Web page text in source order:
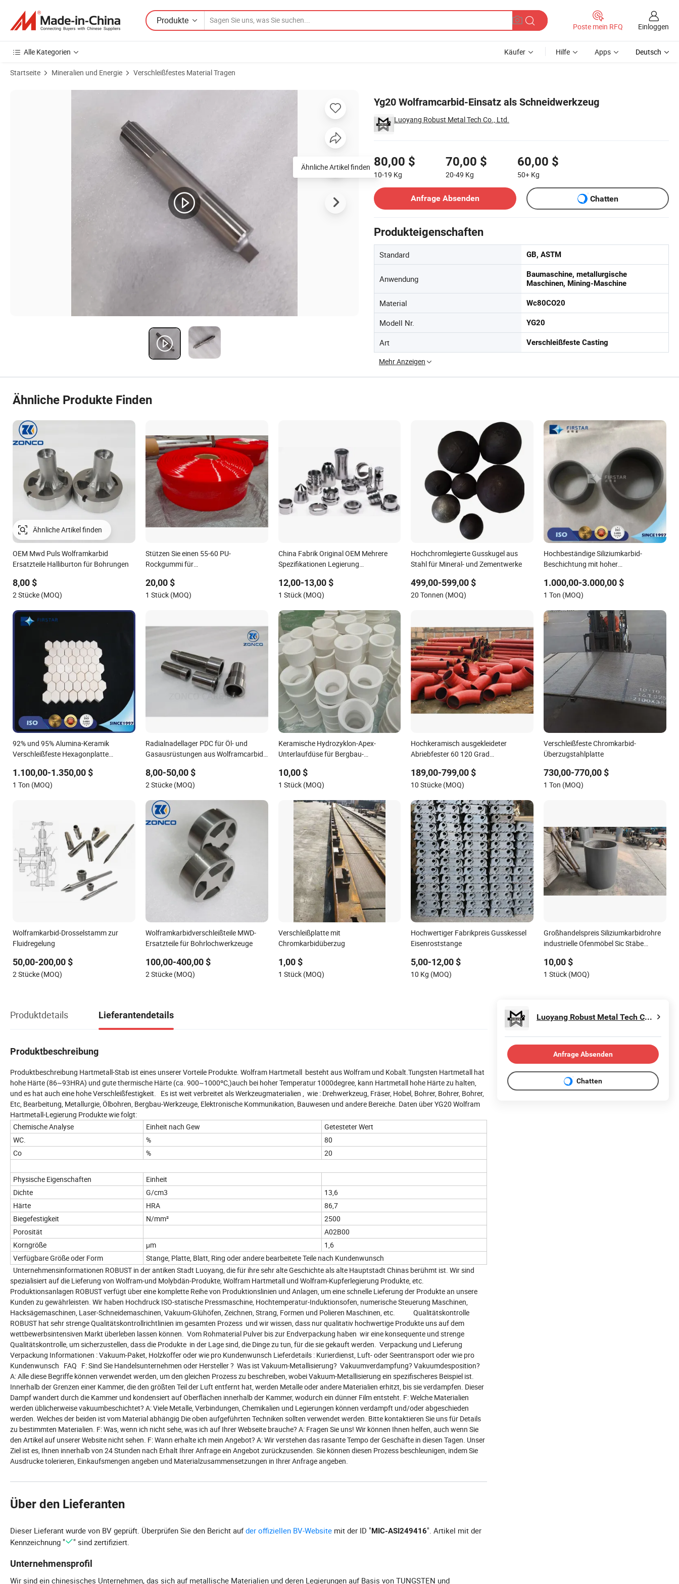
Produkte
Poste mein RFQ Einloggen
Alle Kategorien Käufer Hilfe Apps Deutsch
Startseite Mineralien und Energie Verschleißfestes Material Tragen
Yg20 Wolframcarbid-Einsatz als Schneidwerkzeug
Luoyang Robust Metal Tech Co., Ltd.
80,00 $
10-19 Kg
70,00 $
20-49 Kg
60,00 $
50+ Kg
Anfrage Absenden
Chatten
Produkteigenschaften
Standard GB, ASTM
Anwendung
Baumaschine, metallurgische
Maschinen, Mining-Maschine
Material Wc80CO20
Modell Nr. YG20
Art Verschleißfeste Casting
Mehr Anzeigen
Produktbilder von Yg20 Wolframcarbid-Einsatz als Schneidwerkzeug
Ähnliche Artikel finden
Ähnliche Produkte Finden
OEM Mwd Puls Wolframkarbid
Ersatzteile Halliburton für Bohrungen
8,00 $
2 Stücke (MOQ)
Stützen Sie einen 55-60 PU-
Rockgummi für
20,00 $
1 Stück (MOQ)
China Fabrik Original OEM Mehrere
Spezifikationen Legierung
für Öl- und Gasindustrie
12,00-13,00 $
1 Stück (MOQ)
Hochchromlegierte Gusskugel aus
Stahl für Mineral- und Zementwerke
499,00-599,00 $
20 Tonnen (MOQ)
Hochbeständige Siliziumkarbid-
Beschichtung mit hoher
Lebensdauer der Ausrüstung
1.000,00-3.000,00 $
1 Ton (MOQ)
92% und 95% Alumina-Keramik
Verschleißfeste Hexagonplatte
1.100,00-1.350,00 $
1 Ton (MOQ)
Radialnadellager PDC für Öl- und
Gasausrüstungen aus Wolframcarbid
8,00-50,00 $
2 Stücke (MOQ)
Keramische Hydrozyklon-Apex-
Unterlaufdüse für Bergbau-
10,00 $
1 Stück (MOQ)
Hochkeramisch ausgekleideter
Abriebfester 60 120 Grad
189,00-799,00 $
10 Stücke (MOQ)
Verschleißfeste Chromkarbid-
Überzugstahlplatte
730,00-770,00 $
1 Ton (MOQ)
Wolframkarbid-Drosselstamm zur
Fluidregelung
50,00-200,00 $
2 Stücke (MOQ)
Wolframkarbidverschleißteile MWD-
Ersatzteile für Bohrlochwerkzeuge
100,00-400,00 $
2 Stücke (MOQ)
Verschleißplatte mit
Chromkarbidüberzug
1,00 $
1 Stück (MOQ)
Hochwertiger Fabrikpreis Gusskessel
Eisenroststange
5,00-12,00 $
10 Kg (MOQ)
Großhandelspreis Siliziumkarbidrohre
industrielle Ofenmöbel Sic Stäbe
10,00 $
1 Stück (MOQ)
Produktdetails Lieferantendetails
Produktbeschreibung
Produktbeschreibung Hartmetall-Stab ist eines unserer Vorteile Produkte. Wolfram Hartmetall besteht aus Wolfram und Kobalt.Tungsten Hartmetall hat
hohe Härte (86~93HRA) und gute thermische Härte (ca. 900~1000ºC,)auch bei hoher Temperatur 1000degree, kann Hartmetall hohe Härte zu halten,
und es hat auch eine hohe Verschleißfestigkeit. Es ist weit verbreitet als Werkzeugmaterialien , wie : Drehwerkzeug, Fräser, Hobel, Bohrer, Bohrer, Bohrer,
Etc, Bearbeitung, Metallurgie, Ölbohren, Bergbau-Werkzeuge, Elektronische Kommunikation, Bauwesen und andere Bereiche. Daten über YG20 Wolfram
Hartmetall-Legierung Produkte wie folgt:
Chemische Analyse
Einheit nach Gew
Getesteter Wert
WC.
%
80
Co
% 20
Physische Eigenschaften
Einheit
Dichte
G/cm3
13,6
Härte
HRA
86,7
Biegefestigkeit
N/mm²
2500
Porosität
A02B00
Korngröße
μm
1,6
Verfügbare Größe oder Form
Stange, Platte, Blatt, Ring oder andere bearbeitete Teile nach Kundenwunsch
Unternehmensinformationen ROBUST in der antiken Stadt Luoyang, die für ihre sehr alte Geschichte als alte Hauptstadt Chinas berühmt ist. Wir sind
spezialisiert auf die Lieferung von Wolfram-und Molybdän-Produkte, Wolfram Hartmetall und Wolfram-Kupferlegierung Produkte, etc.
Produktionsanlagen ROBUST verfügt über eine komplette Reihe von Produktionslinien und Anlagen, um eine schnelle Lieferung der Produkte an unsere
Kunden zu gewährleisten. Wir haben Hochdruck ISO-statische Pressmaschine, Hochtemperatur-Induktionsofen, numerische Steuerung Maschinen,
Hacksägemaschinen, Laser-Schneidemaschinen, Vakuum-Glühöfen, Zeichnen, Strang, Formen und Polieren Maschinen, etc. Qualitätskontrolle
ROBUST hat sehr strenge Qualitätskontrollrichtlinien im gesamten Prozess und wir wissen, dass nur qualitativ hochwertige Produkte uns auf dem
wettbewerbsintensiven Markt überleben lassen können. Vom Rohmaterial Pulver bis zur Endverpackung haben wir eine konsequente und strenge
Qualitätskontrolle, um sicherzustellen, dass die Produkte in der Lage sind, die Dinge zu tun, für die sie gekauft werden. Verpackung und Lieferung
Verpackung Informationen : Vakuum-Paket, Holzkoffer oder wie pro Kundenwunsch Lieferdetails : Kurierdienst, Luft- oder Seentransport oder wie pro
Kundenwunsch FAQ F: Sind Sie Handelsunternehmen oder Hersteller ? Was ist Vakuum-Metallisierung? Vakuumverdampfung? Vakuumdesposition?
A: Alle diese Begriffe können verwendet werden, um den gleichen Prozess zu beschreiben, wobei Vakuum-Metallisierung ein spezifischeres Beispiel ist.
Innerhalb der Grenzen einer Kammer, die den größten Teil der Luft entfernt hat, werden Metalle oder andere Materialien erhitzt, bis sie verdampfen. Dieser
Dampf wandert durch die Kammer und kondensiert auf Oberflächen innerhalb der Kammer, wodurch ein dünner Film entsteht. F: Welche Materialien
werden üblicherweise vakuumbeschichtet? A: Viele Metalle, Verbindungen, Chemikalien und Legierungen können verdampft und/oder abgeschieden
werden. Welches der beiden ist vom Material abhängig Die oben aufgeführten Techniken sollten verwendet werden. Bitte kontaktieren Sie uns für Details
zu bestimmten Materialien. F: Was, wenn ich nicht sehe, was ich auf Ihrer Webseite brauche? A: Fragen Sie uns! Wir können Ihnen helfen, auch wenn Sie
den Artikel auf unserer Website nicht sehen. F: Wann erhalte ich mein Angebot? A: Wir verstehen das rasante Tempo der Geschäfte in diesen Tagen. Unser
Ziel ist es, Ihnen innerhalb von 24 Stunden nach Erhalt Ihrer Anfrage ein Angebot zurückzusenden. Sie können diesen Prozess beschleunigen, indem Sie
Ausdrucke tolerieren, Einkaufsmengen angeben und Materialzusammensetzungen in Ihrer Anfrage angeben.
Über den Lieferanten
Dieser Lieferant wurde von BV geprüft. Überprüfen Sie den Bericht aufder offiziellen BV-Website mit der ID "MIC-ASI249416". Artikel mit der
Kennzeichnung "
" sind zertifiziert.
Unternehmensprofil
Wir sind ein chinesisches Unternehmen, das sich auf metallische Materialien und deren Legierungen auf Basis von TUNGSTEN und
Luoyang Robust Metal Tech Co., Ltd.
Anfrage Absenden
Chatten